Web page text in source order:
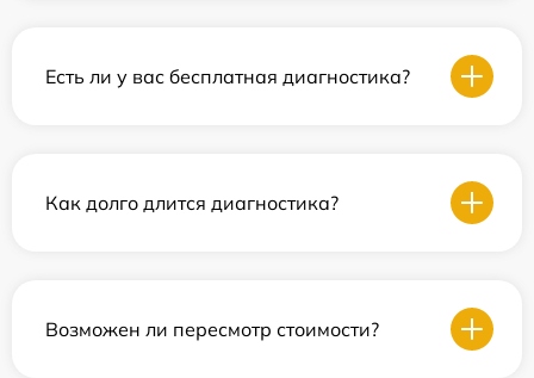
Есть ли у вас бесплатная диагностика?
Как долго длится диагностика?
Возможен ли пересмотр стоимости?